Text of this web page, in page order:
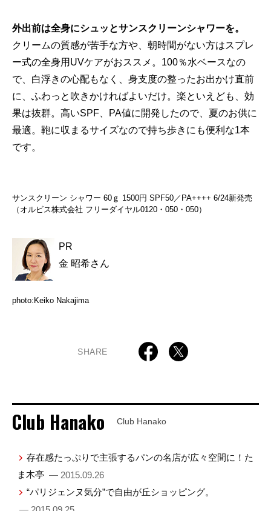
外出前は全身にシュッとサンスクリーンシャワーを。
クリームの質感が苦手な方や、朝時間がない方はスプレ
ー式の全身用UVケアがおススメ。100％水ベースなの
で、白浮きの心配もなく、身支度の整ったお出かけ直前
に、ふわっと吹きかければよいだけ。楽といえども、効
果は抜群。高いSPF、PA値に開発したので、夏のお供に
最適。鞄に収まるサイズなので持ち歩きにも便利な1本
です。
サンスクリーン シャワー 60ｇ 1500円 SPF50／PA++++ 6/24新発売
（オルビス株式会社 フリーダイヤル0120・050・050）
PR
金 昭希さん
photo:Keiko Nakajima
SHARE
Club Hanako Club Hanako
存在感たっぷりで主張するパンの名店が広々空間に！た
ま木亭 — 2015.09.26
“パリジェンヌ気分”で自由が丘ショッピング。